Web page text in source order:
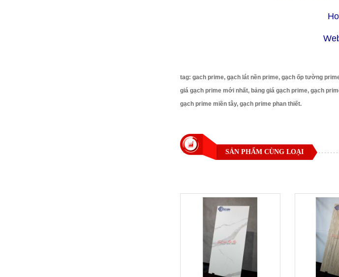
tag: gach prime, gạch lát nền prime, gạch ốp tường
giá gạch prime mới nhất, bảng giá gạch prime, gạch
gạch prime miền tây, gạch prime phan thiết.
SẢN PHẨM CÙNG LOẠI